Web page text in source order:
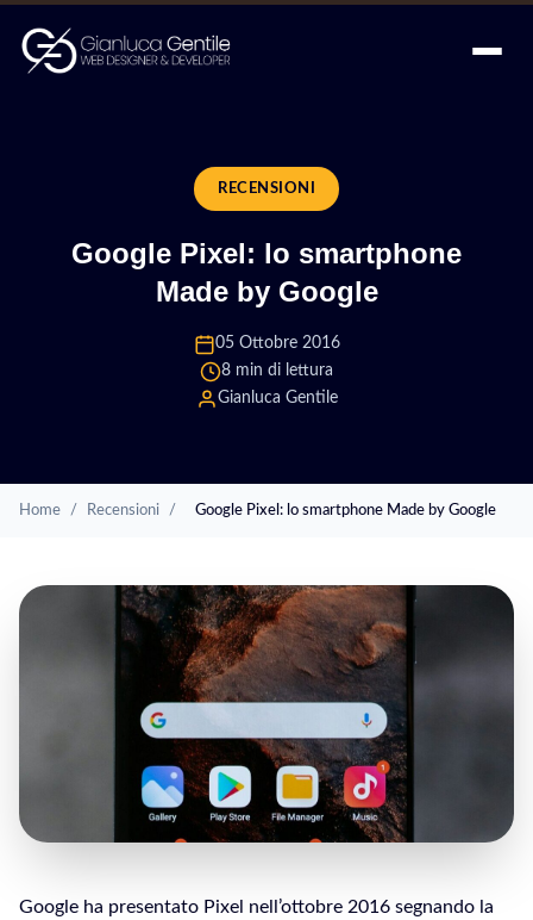
RECENSIONI
Google Pixel: lo smartphone
Made by Google
05 Ottobre 2016
8 min di lettura
Gianluca Gentile
Home / Recensioni / Google Pixel: lo smartphone Made by Google
Google ha presentato Pixel nell’ottobre 2016 segnando la